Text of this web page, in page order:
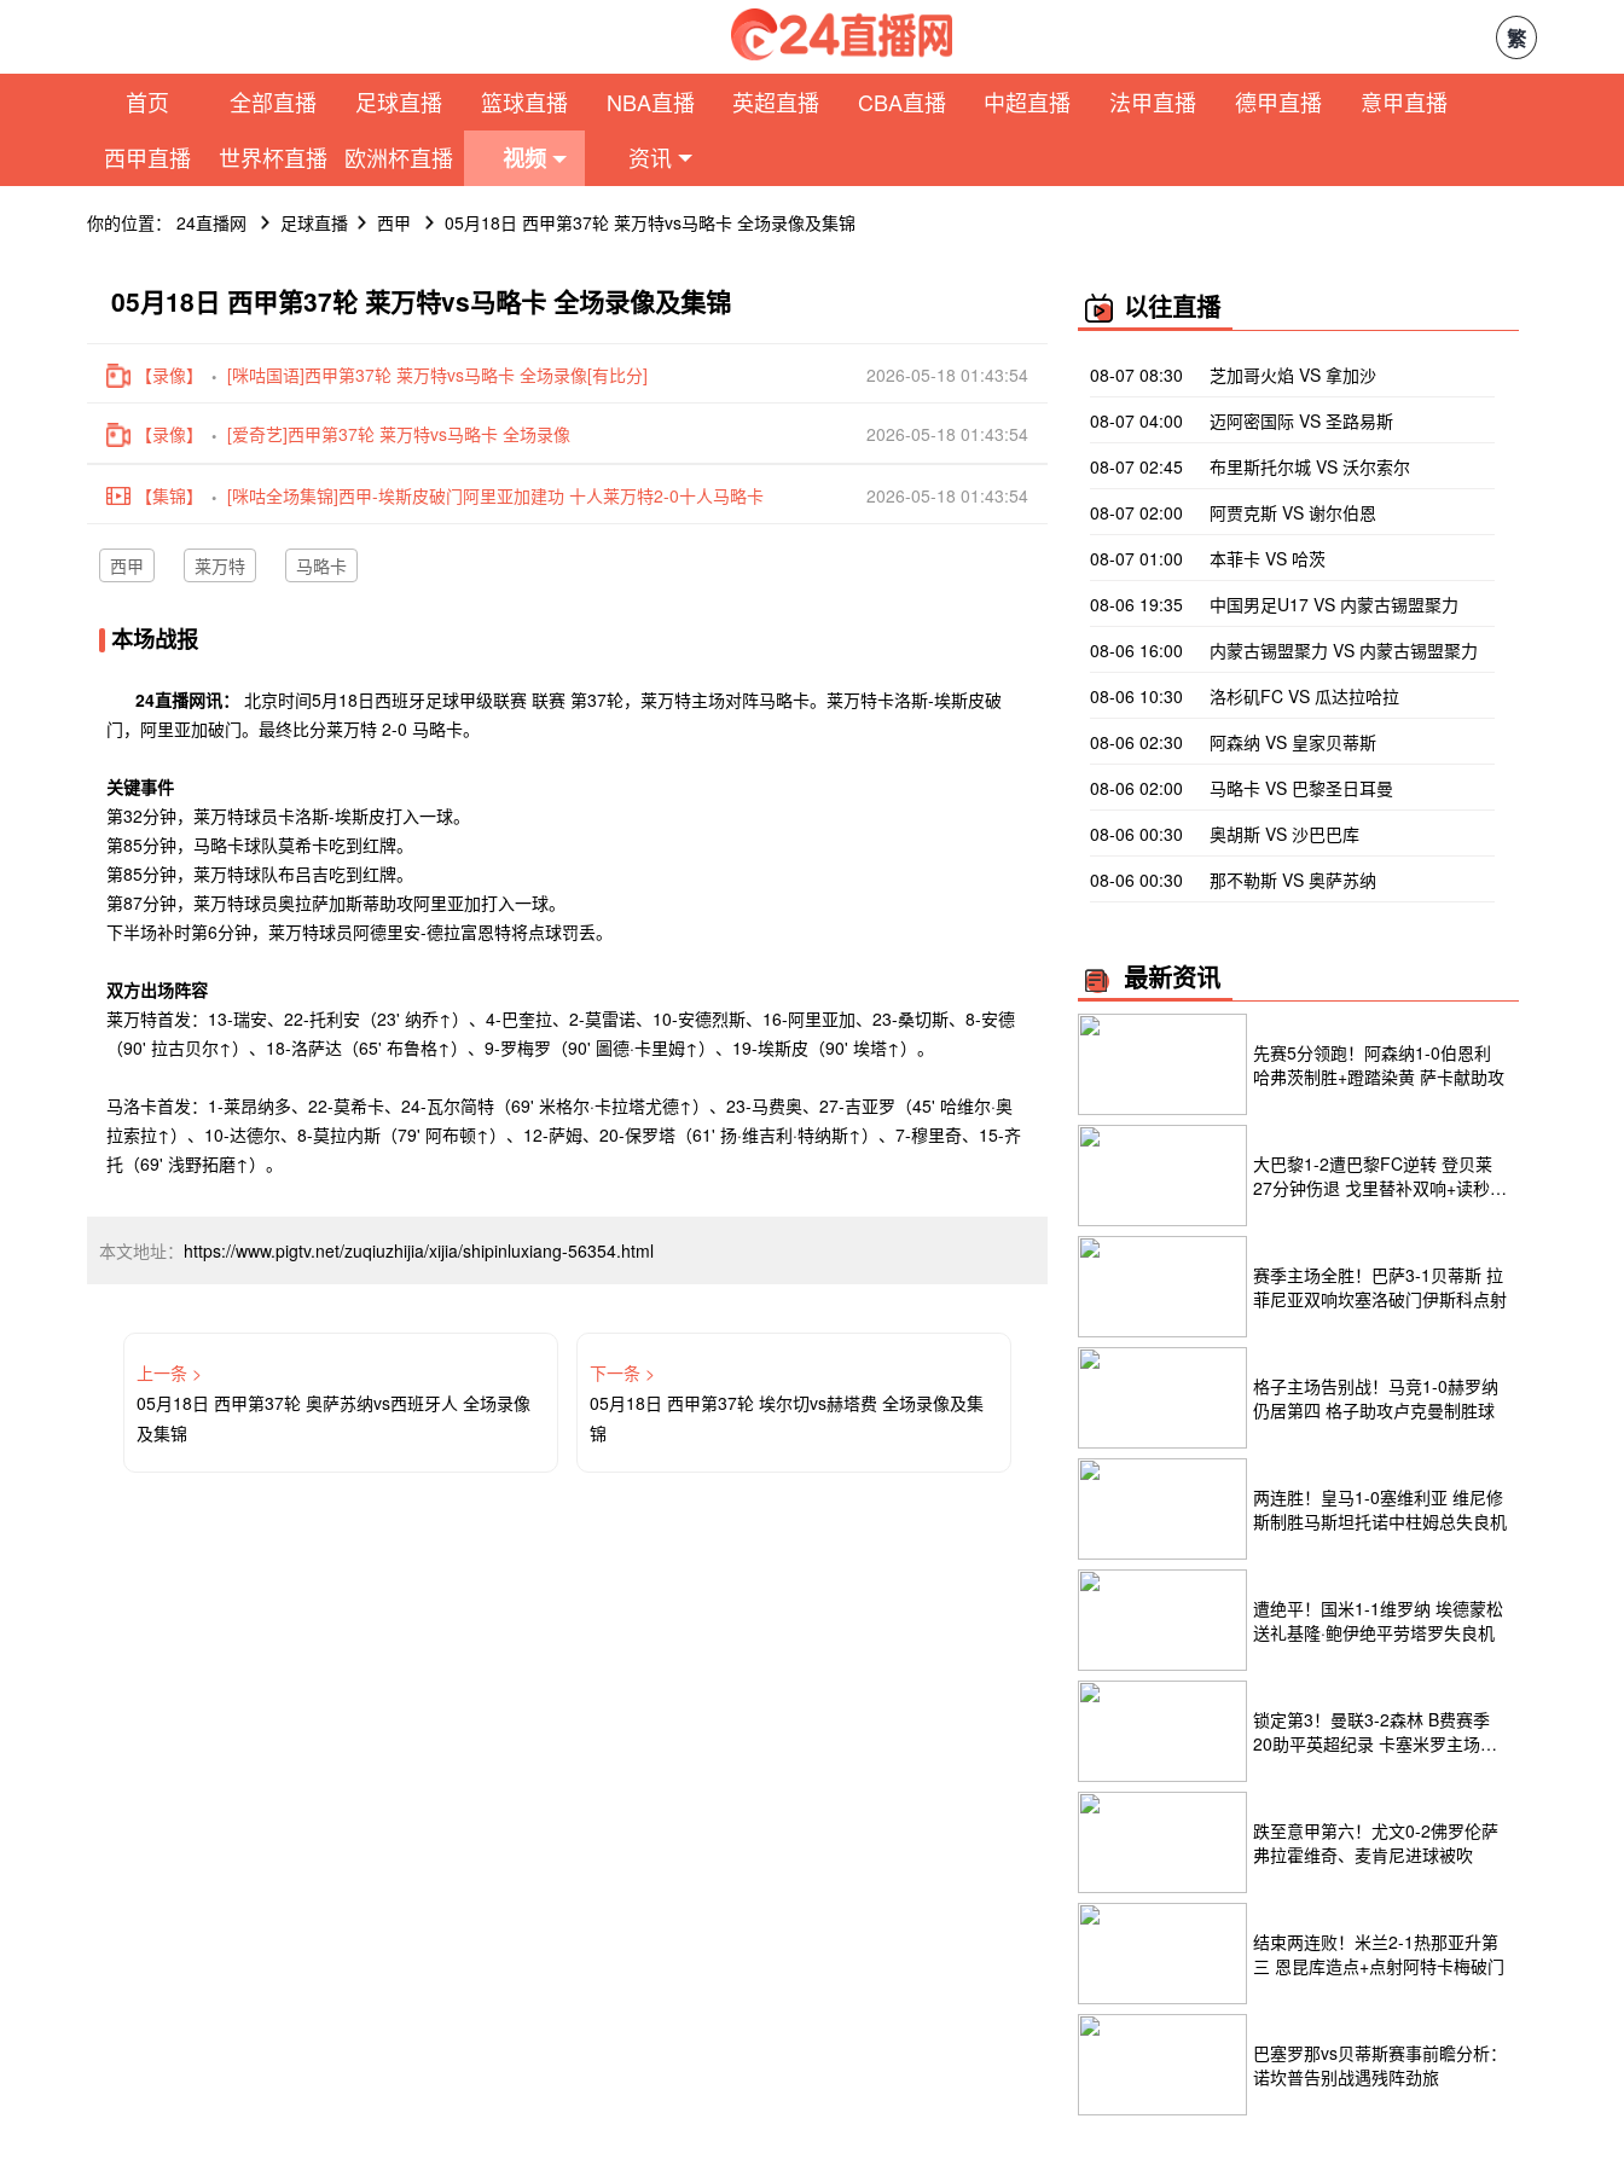
繁
首页 全部直播 足球直播 篮球直播 NBA直播 英超直播 CBA直播 中超直播 法甲直播 德甲直播
意甲直播
西甲直播
世界杯直播 欧洲杯直播 视频 资讯
你的位置： 24直播网 足球直播 西甲 05月18日 西甲第37轮 莱万特vs马略卡 全场录像及集锦
05月18日 西甲第37轮 莱万特vs马略卡 全场录像及集锦
【录像】 [咪咕国语]西甲第37轮 莱万特vs马略卡 全场录像[有比分] 2026-05-18 01:43:54
【录像】 [爱奇艺]西甲第37轮 莱万特vs马略卡 全场录像 2026-05-18 01:43:54
【集锦】 [咪咕全场集锦]西甲-埃斯皮破门阿里亚加建功 十人莱万特2-0十人马略卡 2026-05-18 01:43:54
西甲 莱万特 马略卡
本场战报
24直播网讯：
北京时间5月18日西班牙足球甲级联赛 联赛 第37轮，莱万特主场对阵马略卡。莱万特卡洛斯-埃斯皮破
门，阿里亚加破门。最终比分莱万特 2-0 马略卡。
关键事件
第32分钟，莱万特球员卡洛斯-埃斯皮打入一球。
第85分钟，马略卡球队莫希卡吃到红牌。
第85分钟，莱万特球队布吕吉吃到红牌。
第87分钟，莱万特球员奥拉萨加斯蒂助攻阿里亚加打入一球。
下半场补时第6分钟，莱万特球员阿德里安-德拉富恩特将点球罚丢。
双方出场阵容
莱万特首发：13-瑞安、22-托利安（23' 纳乔↑）、4-巴奎拉、2-莫雷诺、10-安德烈斯、16-阿里亚加、23-桑切斯、8-安德
（90' 拉古贝尔↑）、18-洛萨达（65' 布鲁格↑）、9-罗梅罗（90' 圖德·卡里姆↑）、19-埃斯皮（90' 埃塔↑）。
马洛卡首发：1-莱昂纳多、22-莫希卡、24-瓦尔简特（69' 米格尔·卡拉塔尤德↑）、23-马费奥、27-吉亚罗（45' 哈维尔·奥
拉索拉↑）、10-达德尔、8-莫拉内斯（79' 阿布顿↑）、12-萨姆、20-保罗塔（61' 扬·维吉利·特纳斯↑）、7-穆里奇、15-齐
托（69' 浅野拓磨↑）。
本文地址： https://www.pigtv.net/zuqiuzhijia/xijia/shipinluxiang-56354.html
上一条 >
05月18日 西甲第37轮 奥萨苏纳vs西班牙人 全场录像
及集锦
下一条 >
05月18日 西甲第37轮 埃尔切vs赫塔费 全场录像及集
锦
以往直播
08-07 08:30
芝加哥火焰 VS 拿加沙
08-07 04:00
迈阿密国际 VS 圣路易斯
08-07 02:45
布里斯托尔城 VS 沃尔索尔
08-07 02:00
阿贾克斯 VS 谢尔伯恩
08-07 01:00
本菲卡 VS 哈茨
08-06 19:35
中国男足U17 VS 内蒙古锡盟聚力
08-06 16:00
内蒙古锡盟聚力 VS 内蒙古锡盟聚力
08-06 10:30
洛杉矶FC VS 瓜达拉哈拉
08-06 02:30
阿森纳 VS 皇家贝蒂斯
08-06 02:00
马略卡 VS 巴黎圣日耳曼
08-06 00:30
奥胡斯 VS 沙巴巴库
08-06 00:30
那不勒斯 VS 奥萨苏纳
最新资讯
先赛5分领跑！阿森纳1-0伯恩利
哈弗茨制胜+蹬踏染黄 萨卡献助攻
大巴黎1-2遭巴黎FC逆转 登贝莱
27分钟伤退 戈里替补双响+读秒绝
赛季主场全胜！巴萨3-1贝蒂斯 拉
菲尼亚双响坎塞洛破门伊斯科点射
格子主场告别战！马竞1-0赫罗纳
仍居第四 格子助攻卢克曼制胜球
两连胜！皇马1-0塞维利亚 维尼修
斯制胜马斯坦托诺中柱姆总失良机
遭绝平！国米1-1维罗纳 埃德蒙松
送礼基隆·鲍伊绝平劳塔罗失良机
锁定第3！曼联3-2森林 B费赛季
20助平英超纪录 卡塞米罗主场告
跌至意甲第六！尤文0-2佛罗伦萨
弗拉霍维奇、麦肯尼进球被吹
结束两连败！米兰2-1热那亚升第
三 恩昆库造点+点射阿特卡梅破门
巴塞罗那vs贝蒂斯赛事前瞻分析：
诺坎普告别战遇残阵劲旅